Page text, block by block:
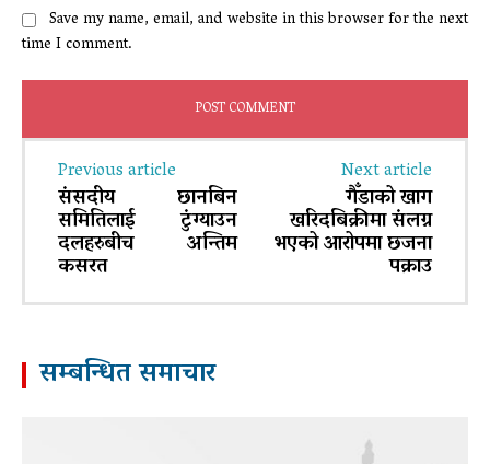
Save my name, email, and website in this browser for the next
time I comment.
Previous article
संसदीय छानबिन
समितिलाई टुंग्याउन
दलहरुबीच अन्तिम
कसरत
Next article
गैँडाको खाग
खरिदबिक्रीमा संलग्न
भएको आरोपमा छजना
पक्राउ
सम्बन्धित समाचार